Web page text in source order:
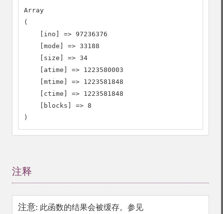
Array
(
    [ino] => 97236376
    [mode] => 33188
    [size] => 34
    [atime] => 1223580003
    [mtime] => 1223581848
    [ctime] => 1223581848
    [blocks] => 8
)
注释
注意: 此函数的结果会被缓存。参见